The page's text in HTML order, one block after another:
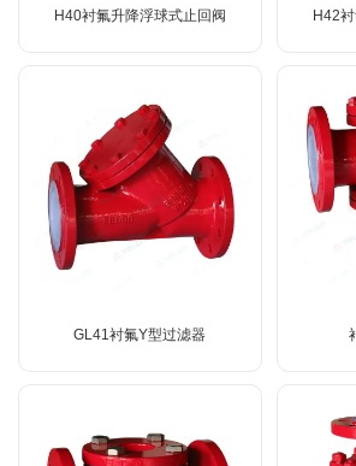
H40衬氟升降浮球式止回阀 H42
GL41衬氟Y型过滤器